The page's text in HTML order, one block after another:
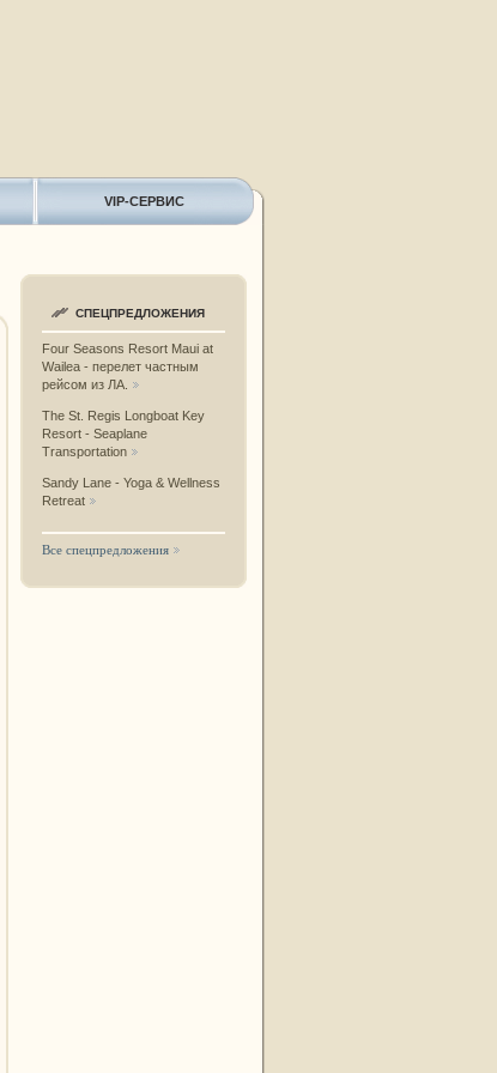
VIP-СЕРВИС
СПЕЦПРЕДЛОЖЕНИЯ
Four Seasons Resort Maui at
Wailea - перелет частным
рейсом из ЛА.
The St. Regis Longboat Key
Resort - Seaplane
Transportation
Sandy Lane - Yoga & Wellness
Retreat
Все спецпредложения